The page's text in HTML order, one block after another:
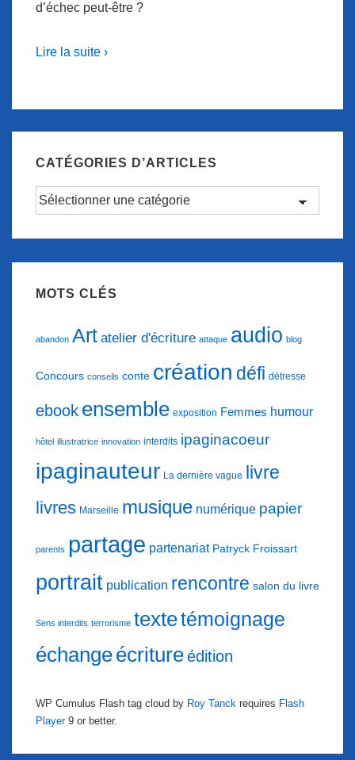
d’échec peut-être ?
Lire la suite ›
CATÉGORIES D’ARTICLES
Catégories
MOTS CLÉS
abandon Art atelier d'écriture attaque audio blog
Concours conseils conte création défi détresse
ebook ensemble exposition Femmes humour
hôtel illustratrice innovation interdits ipaginacoeur
ipaginauteur La dernière vague livre
livres Marseille musique numérique papier
parents partage partenariat Patryck Froissart
portrait publication rencontre salon du livre
Sens interdits terrorisme textetémoignage
échangeécritureédition
WP Cumulus Flash tag cloud by Roy Tanck requires Flash
Player9 or better.